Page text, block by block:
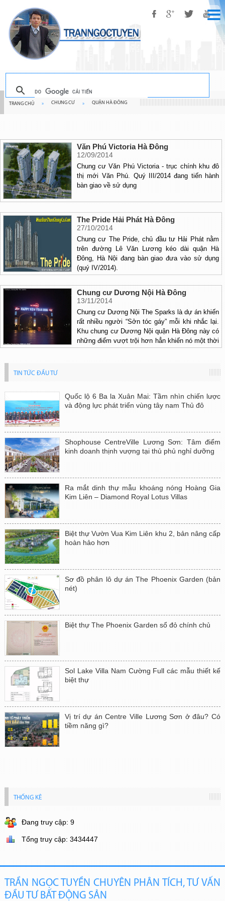
TRANG CHỦ » CHUNG CƯ » QUẬN HÀ ĐÔNG
Văn Phú Victoria Hà Đông
12/09/2014
Chung cư Văn Phú Victoria - trục chính khu đô
thị mới Văn Phú. Quý III/2014 đang tiến hành
bàn giao về sử dụng
The Pride Hải Phát Hà Đông
27/10/2014
Chung cư The Pride, chủ đầu tư Hải Phát nằm
trên đường Lê Văn Lương kéo dài quận Hà
Đông, Hà Nội đang bàn giao đưa vào sử dụng
(quý IV/2014).
Chung cư Dương Nội Hà Đông
13/11/2014
Chung cư Dương Nội The Sparks là dự án khiến
rất nhiều người “Sởn tóc gáy” mỗi khi nhắc lại.
Khu chung cư Dương Nội quận Hà Đông này có
những điểm vượt trội hơn hẳn khiến nó một thời
“làm mây làm gió” thị trường bất động sản Hà
TIN TỨC ĐẦU TƯ
Quốc lộ 6 Ba la Xuân Mai: Tầm nhìn chiến lược
và động lực phát triển vùng tây nam Thủ đô
Shophouse CentreVille Lương Sơn: Tâm điểm
kinh doanh thịnh vượng tại thủ phủ nghỉ dưỡng
Ra mắt dinh thự mẫu khoáng nóng Hoàng Gia
Kim Liên – Diamond Royal Lotus Villas
Biệt thự Vườn Vua Kim Liên khu 2, bản nâng cấp
hoàn hảo hơn
Sơ đồ phân lô dự án The Phoenix Garden (bản
nét)
Biệt thự The Phoenix Garden sổ đỏ chính chủ
Sol Lake Villa Nam Cường Full các mẫu thiết kế
biệt thự
Vị trí dự án Centre Ville Lương Sơn ở đâu? Có
tiềm năng gì?
THỐNG KÊ
Đang truy cập: 9
Tổng truy cập: 3434447
TRẦN NGỌC TUYỀN CHUYÊN PHÂN TÍCH, TƯ VẤN
ĐẦU TƯ BẤT ĐỘNG SẢN